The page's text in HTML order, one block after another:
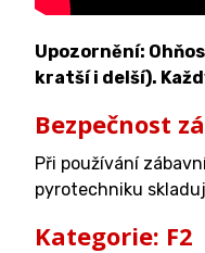
Upozornění:
kratší i delší).
Bezpečnost
Při používání
pyrotechniku
Kategorie: F2